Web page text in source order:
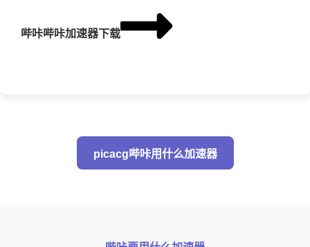
哔咔哔咔加速器下载
picacg哔咔用什么加速器